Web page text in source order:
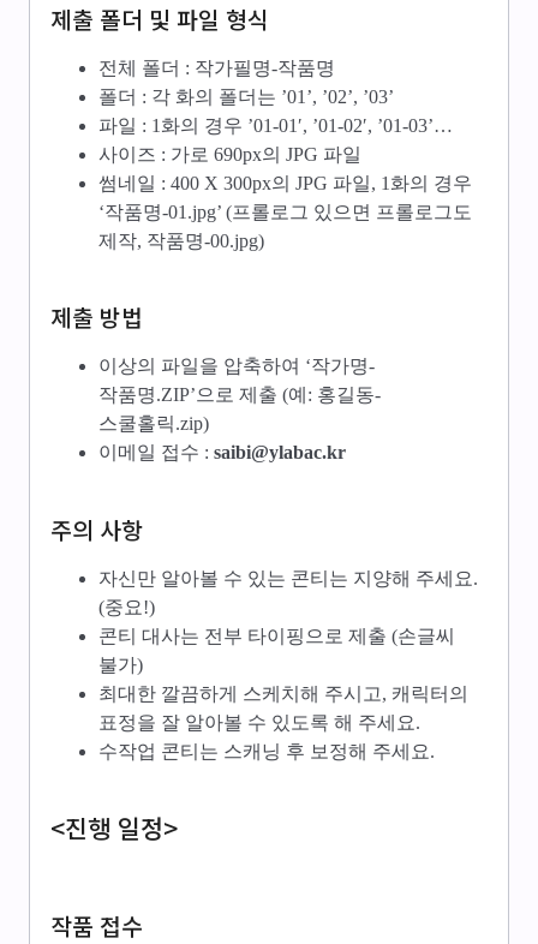
제출 폴더 및 파일 형식
전체 폴더 : 작가필명-작품명
폴더 : 각 화의 폴더는 ’01’, ’02’, ’03’
파일 : 1화의 경우 ’01-01′, ’01-02′, ’01-03’…
사이즈 : 가로 690px의 JPG 파일
썸네일 : 400 X 300px의 JPG 파일, 1화의 경우
‘작품명-01.jpg’ (프롤로그 있으면 프롤로그도
제작, 작품명-00.jpg)
제출 방법
이상의 파일을 압축하여 ‘작가명-
작품명.ZIP’으로 제출 (예: 홍길동-
스쿨홀릭.zip)
이메일 접수 : saibi@ylabac.kr
주의 사항
자신만 알아볼 수 있는 콘티는 지양해 주세요.
(중요!)
콘티 대사는 전부 타이핑으로 제출 (손글씨
불가)
최대한 깔끔하게 스케치해 주시고, 캐릭터의
표정을 잘 알아볼 수 있도록 해 주세요.
수작업 콘티는 스캐닝 후 보정해 주세요.
<진행 일정>
작품 접수